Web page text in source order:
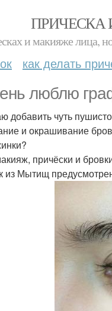
и макияже лица,
как делать
люблю
добавить чуть
и окрашивание
причёски и
из Мытищ